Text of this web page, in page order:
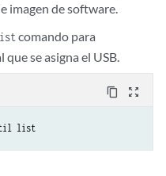
imagen de software.
comando para
se asigna el USB.
content_copy zoom_out_map